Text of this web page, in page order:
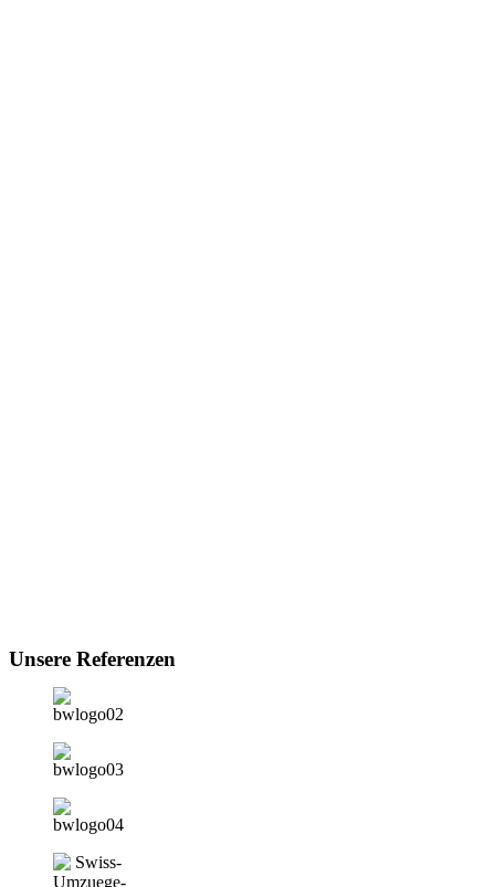
Unsere Referenzen